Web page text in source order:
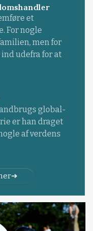
et
For nogle
men for
udefra for at
global-
er han draget
af verdens